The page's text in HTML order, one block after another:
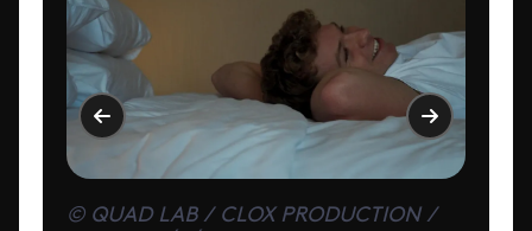
© QUAD LAB / CLOX PRODUCTION /